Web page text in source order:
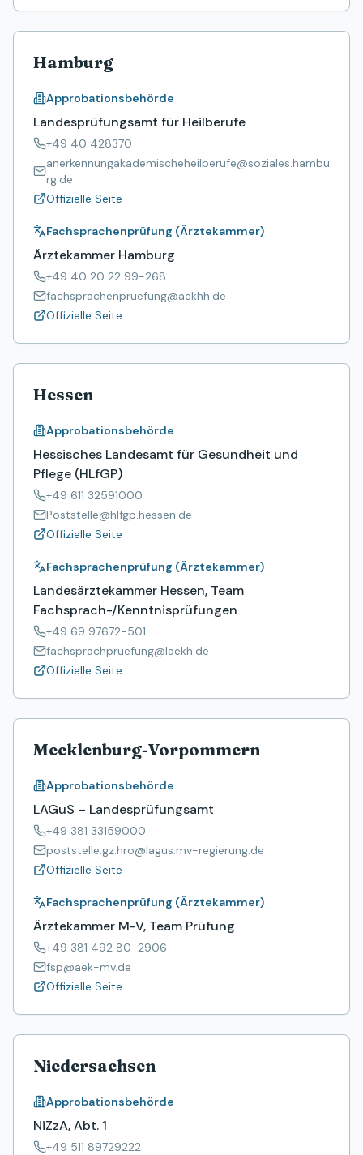
Hamburg
Approbationsbehörde
Landesprüfungsamt für Heilberufe
+49 40 428370
anerkennungakademischeheilberufe@soziales.hambu
rg.de
Offizielle Seite
Fachsprachenprüfung (Ärztekammer)
Ärztekammer Hamburg
+49 40 20 22 99-268
fachsprachenpruefung@aekhh.de
Offizielle Seite
Hessen
Approbationsbehörde
Hessisches Landesamt für Gesundheit und
Pflege (HLfGP)
+49 611 32591000
Poststelle@hlfgp.hessen.de
Offizielle Seite
Fachsprachenprüfung (Ärztekammer)
Landesärztekammer Hessen, Team
Fachsprach-/Kenntnisprüfungen
+49 69 97672-501
fachsprachpruefung@laekh.de
Offizielle Seite
Mecklenburg-Vorpommern
Approbationsbehörde
LAGuS – Landesprüfungsamt
+49 381 33159000
poststelle.gz.hro@lagus.mv-regierung.de
Offizielle Seite
Fachsprachenprüfung (Ärztekammer)
Ärztekammer M-V, Team Prüfung
+49 381 492 80-2906
fsp@aek-mv.de
Offizielle Seite
Niedersachsen
Approbationsbehörde
NiZzA, Abt. 1
+49 511 89729222